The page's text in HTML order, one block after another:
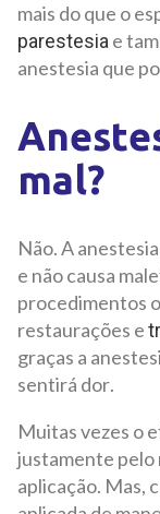
mais do que o
parestesiae
anestesia que
mal?
Não. A
e não causa
procedimentos
restaurações e
graças a
sentirá dor.
Muitas vezes o
justamente pelo
aplicação. Mas,